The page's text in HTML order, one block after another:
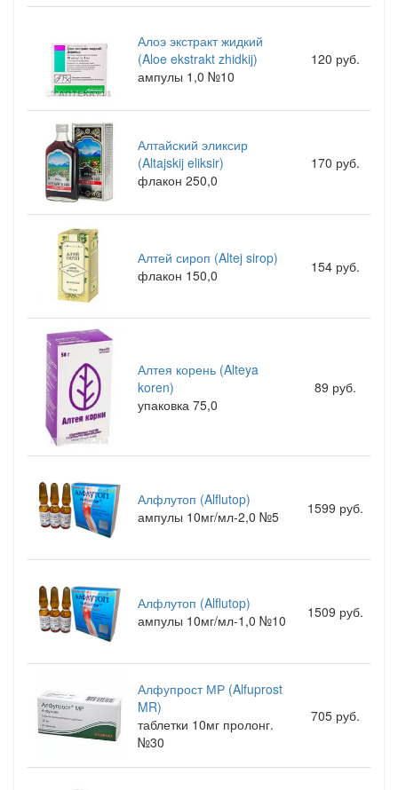
Алоэ экстракт жидкий
(Aloe ekstrakt zhidkij)
ампулы 1,0 №10
120 руб.
Алтайский эликсир
(Altajskij eliksir)
флакон 250,0
170 руб.
Алтей сироп (Altej sirop)
флакон 150,0
154 руб.
Алтея корень (Alteya
koren)
упаковка 75,0
89 руб.
Алфлутоп (Alflutop)
ампулы 10мг/мл-2,0 №5
1599 руб.
Алфлутоп (Alflutop)
ампулы 10мг/мл-1,0 №10
1509 руб.
Алфупрост МР (Alfuprost
MR)
таблетки 10мг пролонг.
№30
705 руб.